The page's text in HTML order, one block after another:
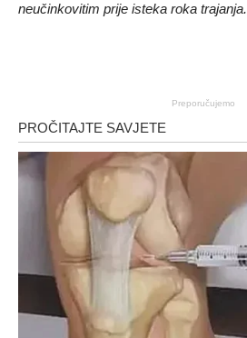
neučinkovitim prije isteka roka trajanja.
Preporučujemo